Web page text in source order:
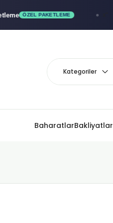
ÖZEL PAKETLEME
BaharatlarBakliyatlar